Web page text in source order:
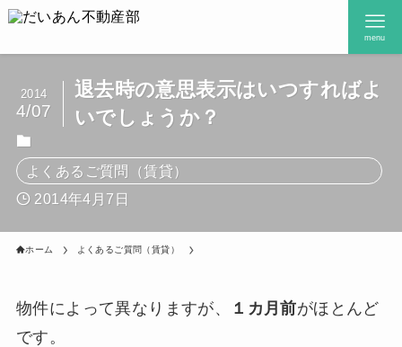
menu
退去時の意思表示はいつすればよ
いでしょうか？
2014
4/07
よくあるご質問（賃貸）
2014年4月7日
ホーム よくあるご質問（賃貸）
物件によって異なりますが、 １カ月前がほとんど
です。